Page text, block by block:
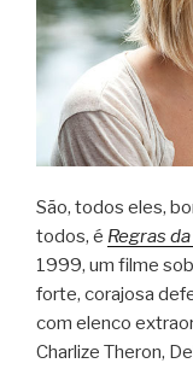
São, todos eles,
todos, é Regras
1999, um filme
forte, corajosa
com elenco
Charlize Theron,